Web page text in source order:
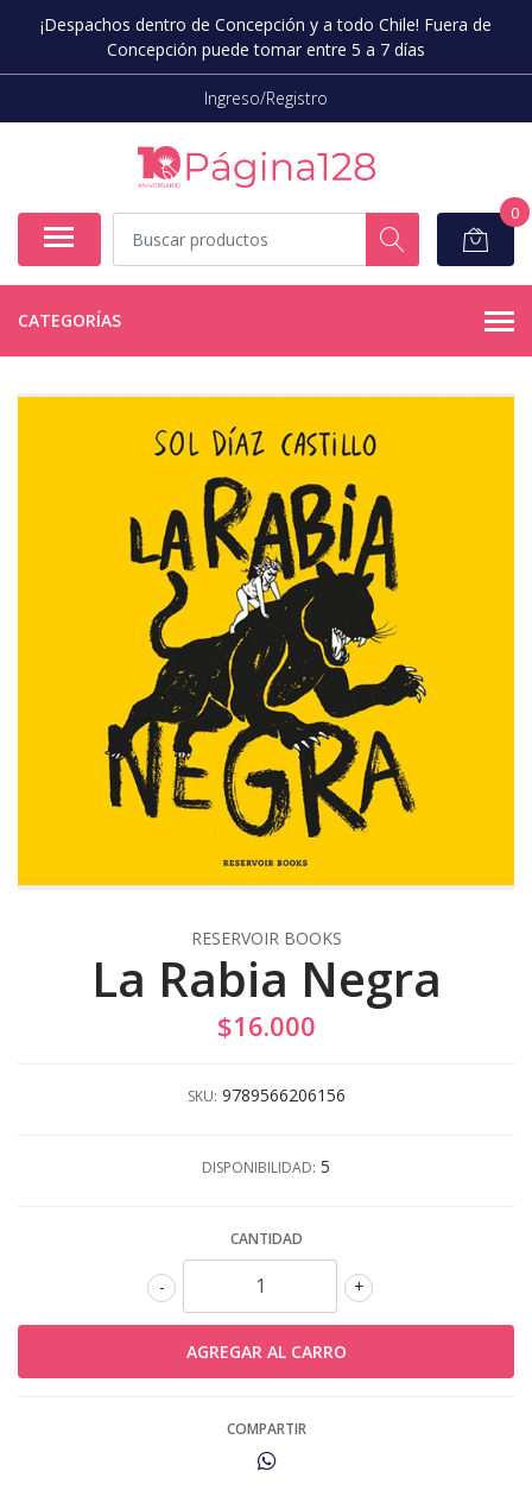
¡Despachos dentro de Concepción y a todo Chile! Fuera de
Concepción puede tomar entre 5 a 7 días
Ingreso/Registro
0
CATEGORÍAS
RESERVOIR BOOKS
La Rabia Negra
$16.000
SKU: 9789566206156
DISPONIBILIDAD: 5
CANTIDAD
+
-
COMPARTIR